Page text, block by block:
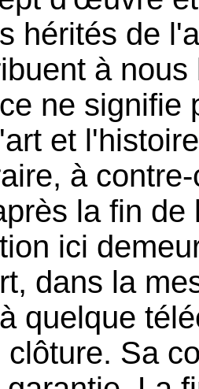
hérités de
à
ne signifie
et
à
la fin
ici
dans la
quelque
clôture. Sa